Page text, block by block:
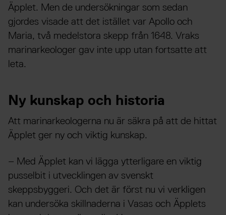
Äpplet. Men de undersökningar som sedan
gjordes visade att det istället var Apollo och
Maria, två medelstora skepp från 1648. Vraks
marinarkeologer gav inte upp utan fortsatte att
leta.
Ny kunskap och historia
Att marinarkeologerna nu är säkra på att de hittat
Äpplet ger ny och viktig kunskap.
– Med Äpplet kan vi lägga ytterligare en viktig
pusselbit i utvecklingen av svenskt
skeppsbyggeri. Och det är först nu vi verkligen
kan undersöka skillnaderna i Vasas och Äpplets